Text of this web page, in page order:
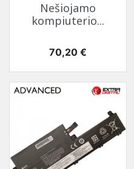
Nešiojamo
kompiuterio...
Kaina
70,20 €